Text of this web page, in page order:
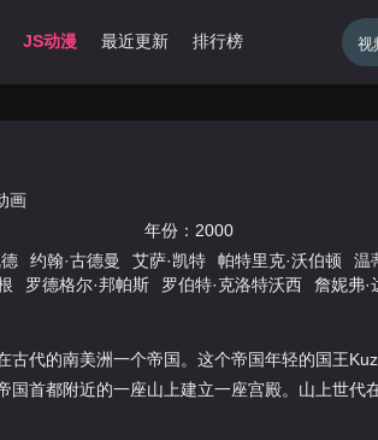
JS动漫 最近更新 排行榜 视
画
年份： 2000
约翰·古德曼 艾萨·凯特 帕特里克·沃伯顿 温
罗德格尔·邦帕斯 罗伯特·克洛特沃西 詹妮弗·
古代的南美洲一个帝国。这个帝国年轻的国王
国首都附近的一座山上建立一座宫殿。山上世代